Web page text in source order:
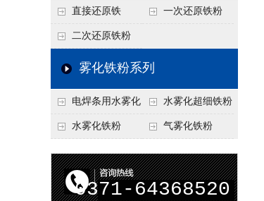
直接还原铁 一次还原铁粉
二次还原铁粉
雾化铁粉系列
电焊条用水雾化
铁粉
水雾化超细铁粉
水雾化铁粉 气雾化铁粉
0371-64368520